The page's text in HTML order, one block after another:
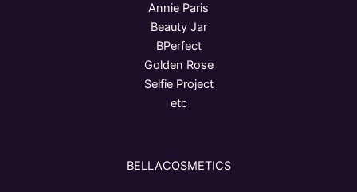
Annie Paris
Beauty Jar
BPerfect
Golden Rose
Selfie Project
etc
BELLACOSMETICS